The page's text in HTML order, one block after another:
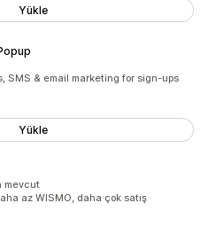
Yükle
SMS & email marketing for sign-ups
Yükle
mevcut
az WISMO, daha çok satış